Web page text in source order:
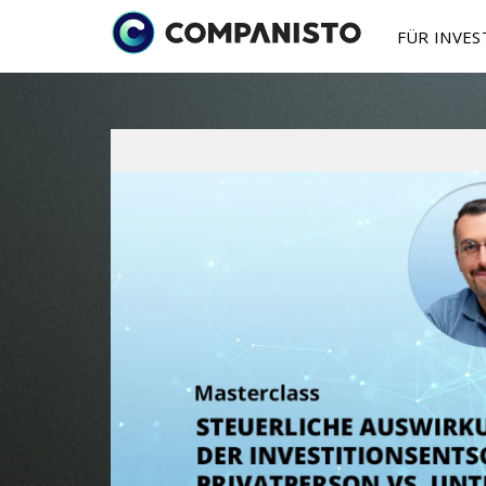
FÜR
Ab 250 € in
So
funktioniert's
Mehr zu
Sekundärmarkt
Anteile auf dem
kaufen / verkaufen
Du bist